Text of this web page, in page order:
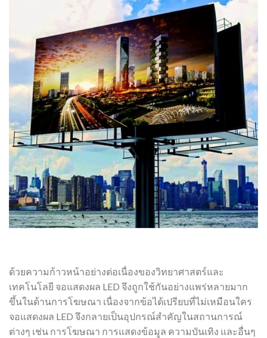
ด้วยความก้าวหน้าอย่างต่อเนื่องของวิทยาศาสตร์และ
เทคโนโลยี จอแสดงผล LED จึงถูกใช้กันอย่างแพร่หลายมาก
ขึ้นในด้านการโฆษณา เนื่องจากข้อได้เปรียบที่ไม่เหมือนใคร
จอแสดงผล LED จึงกลายเป็นอุปกรณ์สำคัญในสถานการณ์
ต่างๆ เช่น การโฆษณา การแสดงข้อมูล ความบันเทิง และอื่นๆ